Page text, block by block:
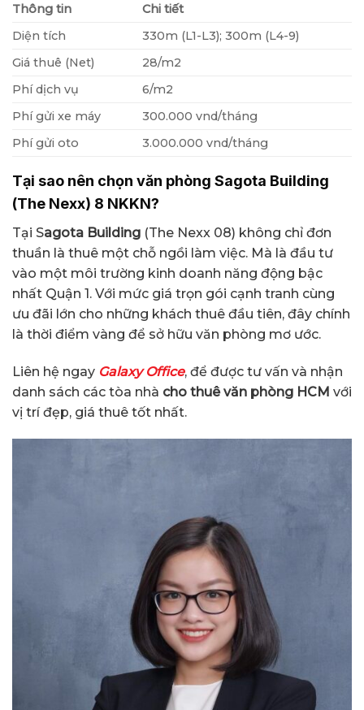
Thông tin
Chi tiết
Diện tích
330m (L1-L3); 300m (L4-9)
Giá thuê (Net)
28/m2
Phí dịch vụ
6/m2
Phí gửi xe máy
300.000 vnd/tháng
Phí gửi oto
3.000.000 vnd/tháng
Tại sao nên chọn văn phòng Sagota Building
(The Nexx) 8 NKKN?
Tại Sagota Building (The Nexx 08) không chỉ đơn
thuần là thuê một chỗ ngồi làm việc. Mà là đầu tư
vào một môi trường kinh doanh năng động bậc
nhất Quận 1. Với mức giá trọn gói cạnh tranh cùng
ưu đãi lớn cho những khách thuê đầu tiên, đây chính
là thời điểm vàng để sở hữu văn phòng mơ ước.
Liên hệ ngay Galaxy Office, để được tư vấn và nhận
danh sách các tòa nhà cho thuê văn phòng HCM với
vị trí đẹp, giá thuê tốt nhất.